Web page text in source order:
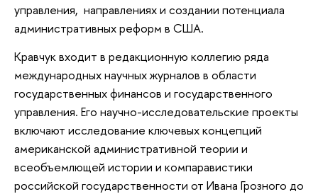
управления, направлениях и создании потенциала
административных реформ в США.
Кравчук входит в редакционную коллегию ряда
международных научных журналов в области
государственных финансов и государственного
управления. Его научно-исследовательские проекты
включают исследование ключевых концепций
американской административной теории и
всеобъемлющей истории и компаравистики
российской государственности от Ивана Грозного до